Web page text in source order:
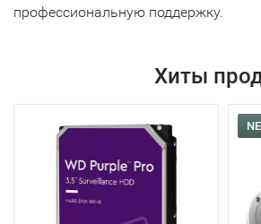
профессиональную поддержку.
Хиты